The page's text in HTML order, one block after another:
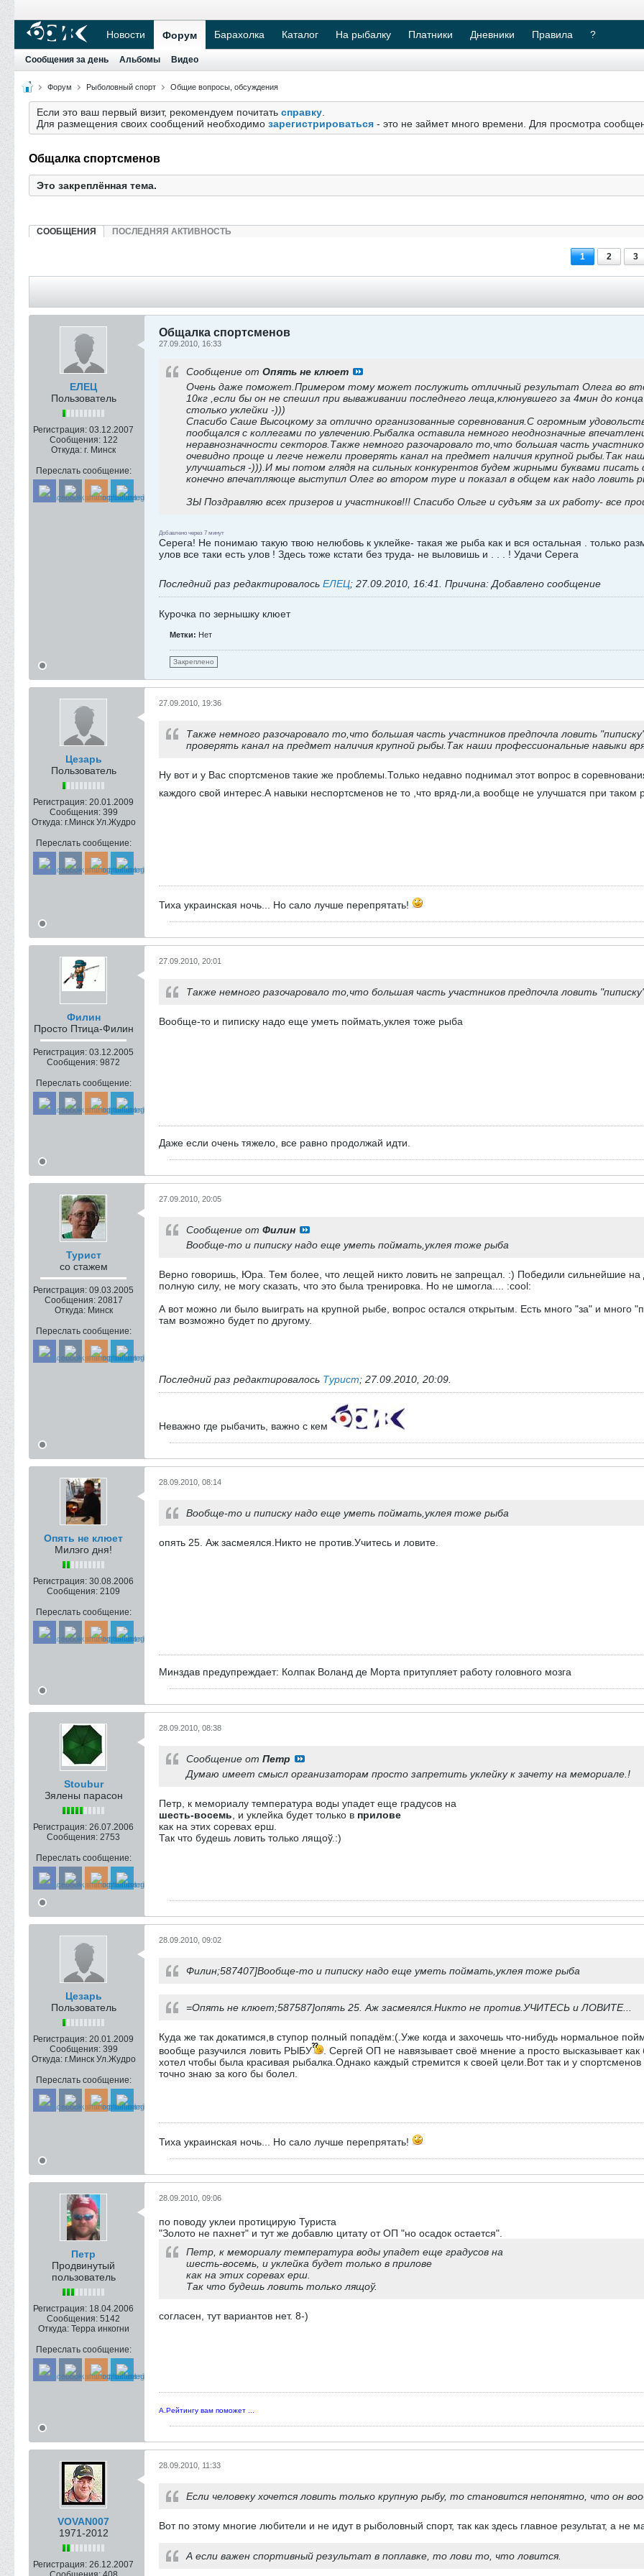
Новости Форум Барахолка Каталог На рыбалку Платники Дневники Правила ?
Сообщения за день Альбомы Видео
Форум Рыболовный спорт Общие вопросы, обсуждения
Если это ваш первый визит, рекомендуем почитать справку
Для размещения своих сообщений необходимо зарегистрироваться - это не займет много времени. Для просмотра
Общалка спортсменов
Это закреплённая тема.
СООБЩЕНИЯ ПОСЛЕДНЯЯ АКТИВНОСТЬ
1 2 3
ЕЛЕЦ
Пользователь
Регистрация: 03.12.2007
Сообщения: 122
Откуда: г. Минск
Переслать сообщение:
Общалка спортсменов
27.09.2010, 16:33
Сообщение от Опять не клюет
Очень даже поможет.Примером тому может послужить отличный результат Олега во
10кг ,если бы он не спешил при вываживании последнего леща,клюнувшего за 4мин до
столько уклейки -)))
Спасибо Саше Высоцкому за отлично организованные соревнования.С огромным
пообщался с коллегами по увлечению.Рыбалка оставила немного неоднозначные
неравнозначности секторов.Также немного разочаровало то,что большая часть
очевидно проще и легче нежели проверять канал на предмет наличия крупной рыбы.Так
улучшаться -))).И мы потом глядя на сильных конкурентов будем жирными буквами
конечно впечатляюще выступил Олег во втором туре и показал в общем как надо ловить
ЗЫ Поздравляю всех призеров и участников!!! Спасибо Ольге и судъям за их работу- все
Добавлено через 7 минут
Серега! Не понимаю такую твою нелюбовь к уклейке- такая же рыба как и вся остальная . только
улов все таки есть улов ! Здесь тоже кстати без труда- не выловишь и . . . ! Удачи Серега
Последний раз редактировалось ЕЛЕЦ; 27.09.2010, 16:41 Причина: Добавлено сообщение
Курочка по зернышку клюет
Метки: Нет
Закреплено
Цезарь
Пользователь
Регистрация: 20.01.2009
Сообщения: 399
Откуда: г.Минск Ул.Жудро
Переслать сообщение:
27.09.2010, 19:36
Также немного разочаровало то,что большая часть участников предпочла ловить
проверять канал на предмет наличия крупной рыбы.Так наши профессиональные навыки
Ну вот и у Вас спортсменов такие же проблемы.Только недавно поднимал этот вопрос в
каждого свой интерес.А навыки неспортсменов не то ,что вряд-ли,а вообще не улучшатся при таком
Тиха украинская ночь... Но сало лучше перепрятать!
Филин
Просто Птица-Филин
Регистрация: 03.12.2005
Сообщения: 9872
Переслать сообщение:
27.09.2010, 20:01
Также немного разочаровало то,что большая часть участников предпочла ловить
Вообще-то и пиписку надо еще уметь поймать,уклея тоже рыба
Даже если очень тяжело, все равно продолжай идти.
Турист
со стажем
Регистрация: 09.03.2005
Сообщения: 20817
Откуда: Минск
Переслать сообщение:
27.09.2010, 20:05
Сообщение от Филин
Вообще-то и пиписку надо еще уметь поймать,уклея тоже рыба
Верно говоришь, Юра. Тем более, что лещей никто ловить не запрещал. :) Победили сильнейшие
полную силу, не могу сказать, что это была тренировка. Но не шмогла.... :cool:
А вот можно ли было выиграть на крупной рыбе, вопрос остался открытым. Есть много "за" и много
там возможно будет по другому.
Последний раз редактировалось Турист; 27.09.2010, 20:09
Неважно где рыбачить, важно с кем
Опять не клюет
Милэго дня!
Регистрация: 30.08.2006
Сообщения: 2109
Переслать сообщение:
28.09.2010, 08:14
Вообще-то и пиписку надо еще уметь поймать,уклея тоже рыба
опять 25. Аж засмеялся.Никто не против.Учитесь и ловите.
Минздав предупреждает: Колпак Воланд де Морта притупляет работу головного мозга
Stoubur
Зялены парасон
Регистрация: 26.07.2006
Сообщения: 2753
Переслать сообщение:
28.09.2010, 08:38
Сообщение от Петр
Думаю имеет смысл организаторам просто запретить уклейку к зачету на мемориале.!
Петр, к мемориалу температура воды упадет еще градусов на
шесть-восемь , и уклейка будет только в прилове
как на этих соревах ерш.
Так что будешь ловить только лящоў.:)
Цезарь
Пользователь
Регистрация: 20.01.2009
Сообщения: 399
Откуда: г.Минск Ул.Жудро
Переслать сообщение:
28.09.2010, 09:02
Филин;587407]Вообще-то и пиписку надо еще уметь поймать,уклея тоже рыба
=Опять не клюет;587587]опять 25. Аж засмеялся.Никто не против.УЧИТЕСЬ и ЛОВИТЕ...
Куда же так докатимся,в ступор полный попадём:(.Уже когда и захочешь что-нибудь нормальное
вообще разучился ловить РЫБУ
. Сергей ОП не навязывает своё мнение а просто высказывает
хотел чтобы была красивая рыбалка.Однако каждый стремится к своей цели.Вот так и у
точно знаю за кого бы болел.
Тиха украинская ночь... Но сало лучше перепрятать!
Петр
Продвинутый
пользователь
Регистрация: 18.04.2006
Сообщения: 5142
Откуда: Терра инкогни
Переслать сообщение:
28.09.2010, 09:06
по поводу уклеи протицирую Туриста
"Золото не пахнет" и тут же добавлю цитату от ОП "но осадок остается".
Петр, к мемориалу температура воды упадет еще градусов на
шесть-восемь, и уклейка будет только в прилове
как на этих соревах ерш.
Так что будешь ловить только лящоў.
согласен, тут вариантов нет. 8-)
А.Рейтингу вам поможет ...
VOVAN007
1971-2012
Регистрация: 26.12.2007
28.09.2010, 11:33
Если человеку хочется ловить только крупную рыбу, то становится непонятно, что он
Вот по этому многие любители и не идут в рыболовный спорт, так как здесь главное результат, а не
А если важен спортивный результат в поплавке, то лови то, что ловится.